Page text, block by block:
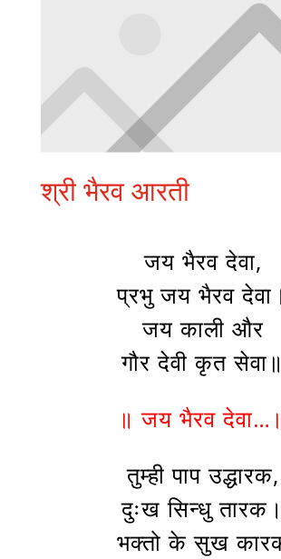
श्री भैरव आरती
जय भैरव देवा,
प्रभु जय भैरव देवा।
जय काली और
गौर देवी कृत सेवा॥
॥ जय भैरव
तुम्ही पाप उद्धारक,
दुःख सिन्धु तारक।
भक्तो के सुख